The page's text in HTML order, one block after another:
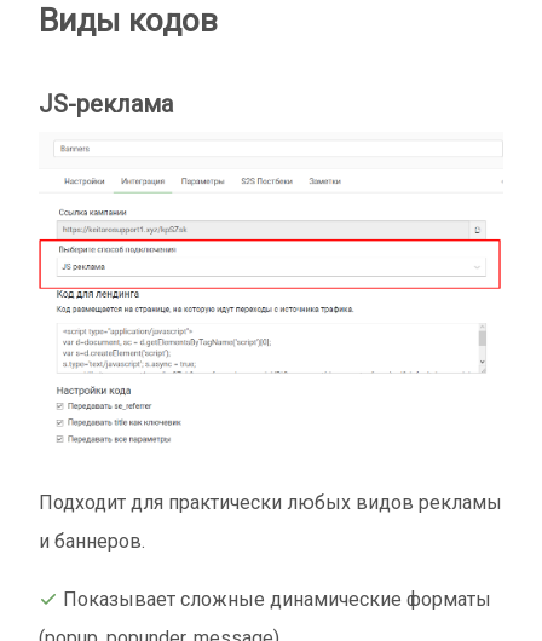
Виды кодов
JS-реклама
Подходит для практически любых видов рекламы
и баннеров.
Показывает сложные динамические форматы